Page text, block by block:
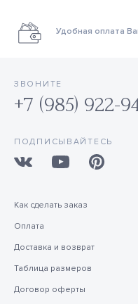
Удобная оплата
ЗВОНИТЕ
+7 (985) 922-
ПОДПИСЫВАЙТЕСЬ
Как сделать заказ
Оплата
Доставка и возврат
Таблица размеров
Договор оферты